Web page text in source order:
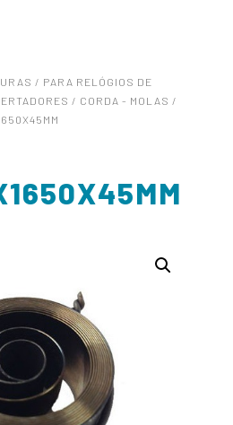
/ PARA RELÓGIOS DE
/ CORDA - MOLAS /